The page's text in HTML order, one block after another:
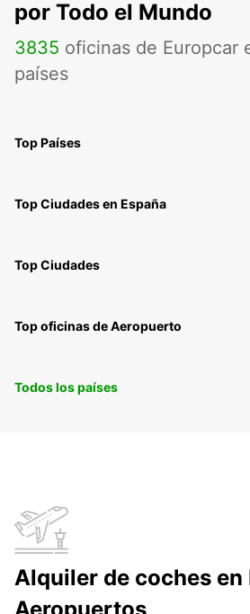
por Todo el Mundo
3835 oficinas de Europcar
países
Top Países
Top Ciudades en España
Top Ciudades
Top oficinas de Aeropuerto
Todos los países
Alquiler de coches